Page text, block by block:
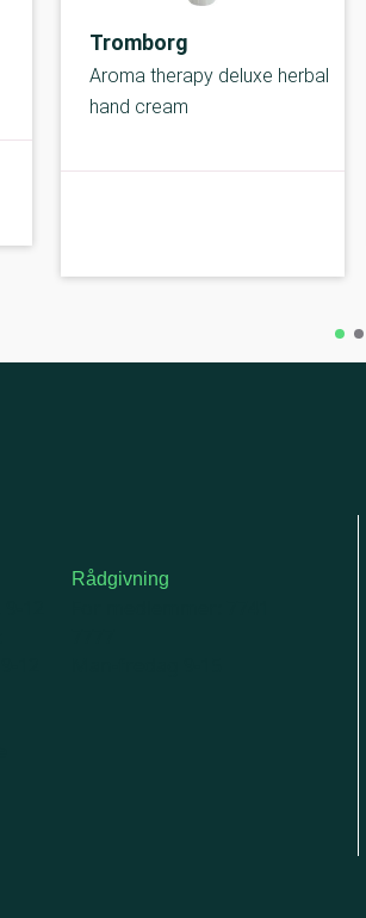
Tromborg
Aroma therapy deluxe herbal
hand cream
Rådgivning